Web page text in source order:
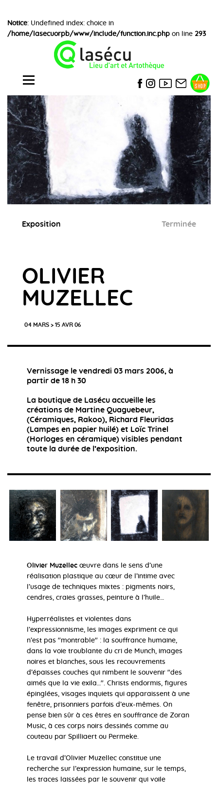
Notice: Undefined index: choice in
/home/lasecuorpb/www/include/function.inc.php on line 293
Exposition Terminée
OLIVIER
MUZELLEC
04 MARS > 15 AVR 06
Vernissage le vendredi 03 mars 2006, à
partir de 18 h 30
La boutique de Lasécu accueille les
créations de Martine Quaguebeur,
(Céramiques, Rakoo), Richard Fleuridas
(Lampes en papier huilé) et Loïc Trinel
(Horloges en céramique) visibles pendant
toute la durée de l’exposition.
Olivier Muzellec œuvre dans le sens d’une
réalisation plastique au cœur de l’intime avec
l’usage de techniques mixtes : pigments noirs,
cendres, craies grasses, peinture à l’huile…
Hyperréalistes et violentes dans
l’expressionnisme, les images expriment ce qui
n’est pas "montrable" : la souffrance humaine,
dans la voie troublante du cri de Munch, images
noires et blanches, sous les recouvrements
d’épaisses couches qui nimbent le souvenir "des
aimés que la vie exila…". Christs endormis, figures
épinglées, visages inquiets qui apparaissent à une
fenêtre, prisonniers parfois d’eux-mêmes. On
pense bien sûr à ces êtres en souffrance de Zoran
Music, à ces corps noirs dessinés comme au
couteau par Spilliaert ou Permeke.
Le travail d’Olivier Muzellec constitue une
recherche sur l’expression humaine, sur le temps,
les traces laissées par le souvenir qui voile